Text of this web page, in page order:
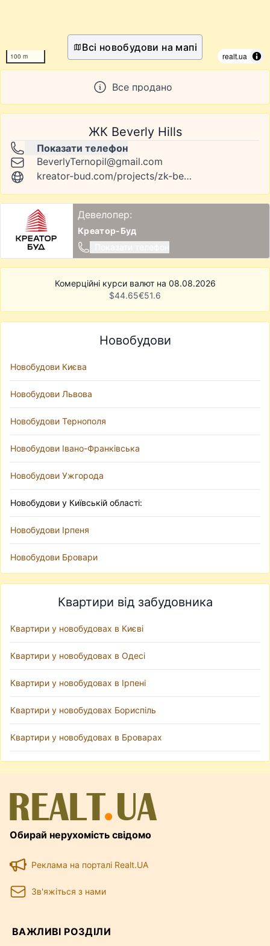
100 m realt.ua
Всі новобудови на мапі
Все продано
ЖК Beverly Hills
Показати телефон
BeverlyTernopil@gmail.com
kreator-bud.com/projects/zk-beverly-hills
Девелопер:
Креатор-Буд
Комерційні курси валют на 08.08.2026
$44.65€51.6
Новобудови
Новобудови Києва
Новобудови Львова
Новобудови Тернополя
Новобудови Івано-Франківська
Новобудови Ужгорода
Новобудови у Київській області:
Новобудови Ірпеня
Новобудови Бровари
Квартири від забудовника
Квартири у новобудовах в Києві
Квартири у новобудовах в Одесі
Квартири у новобудовах в Ірпені
Квартири у новобудовах Бориспіль
Квартири у новобудовах в Броварах
Обирай нерухомість свідомо
Реклама на порталі Realt.UA
Зв'яжіться з нами
ВАЖЛИВІ РОЗДІЛИ